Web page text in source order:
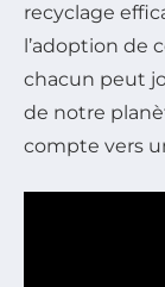
recyclage
l’adoption de
chacun peut
de notre
compte vers